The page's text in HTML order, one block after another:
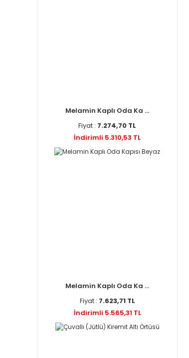
Melamin Kaplı Oda Ka ...
Fiyat : 7.274,70 TL
İndirimli 5.310,53 TL
Melamin Kaplı Oda Ka ...
Fiyat : 7.623,71 TL
İndirimli 5.565,31 TL